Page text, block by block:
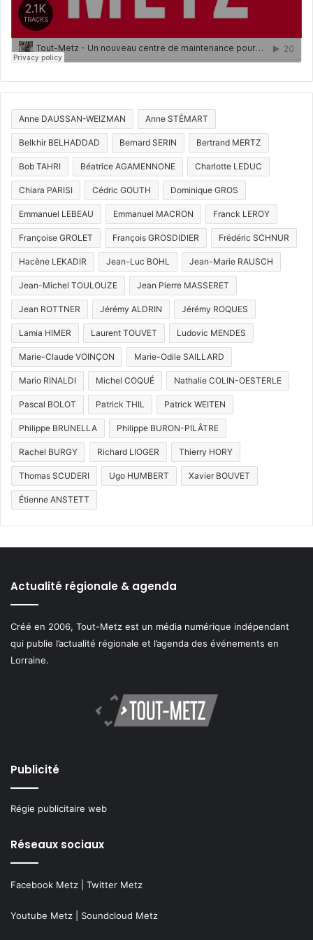
Anne DAUSSAN-WEIZMAN Anne STÉMART
Belkhir BELHADDAD Bernard SERIN Bertrand MERTZ
Bob TAHRI Béatrice AGAMENNONE Charlotte LEDUC
Chiara PARISI Cédric GOUTH Dominique GROS
Emmanuel LEBEAU Emmanuel MACRON Franck LEROY
Françoise GROLET François GROSDIDIER Frédéric SCHNUR
Hacène LEKADIR Jean-Luc BOHL Jean-Marie RAUSCH
Jean-Michel TOULOUZE Jean Pierre MASSERET
Jean ROTTNER Jérémy ALDRIN Jérémy ROQUES
Lamia HIMER Laurent TOUVET Ludovic MENDES
Marie-Claude VOINÇON Marie-Odile SAILLARD
Mario RINALDI Michel COQUÉ Nathalie COLIN-OESTERLE
Pascal BOLOT Patrick THIL Patrick WEITEN
Philippe BRUNELLA Philippe BURON-PILÂTRE
Rachel BURGY Richard LIOGER Thierry HORY
Thomas SCUDERI Ugo HUMBERT Xavier BOUVET
Étienne ANSTETT
Actualité régionale & agenda
Créé en 2006, Tout-Metz est un média numérique indépendant
qui publie l’actualité régionale et l’agenda des événements en
Lorraine.
Publicité
Régie publicitaire web
Réseaux sociaux
Facebook Metz Twitter Metz
Youtube Metz Soundcloud Metz